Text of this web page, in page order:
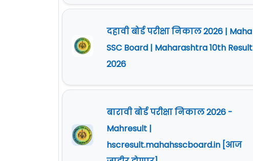
दहावी बोर्ड परीक्षा निकाल 2026 | Maha
SSC Board | Maharashtra 10th Result
2026
बारावी बोर्ड परीक्षा निकाल 2026 -
Mahresult |
hscresult.mahahsscboard.in [आज